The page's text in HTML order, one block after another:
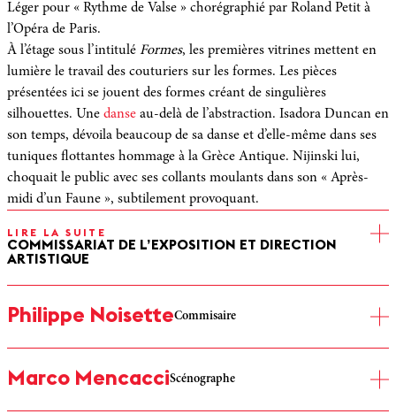
Léger pour « Rythme de Valse » chorégraphié par Roland Petit à
l’Opéra de Paris.
À l’étage sous l’intitulé Formes, les premières vitrines mettent en
lumière le travail des couturiers sur les formes. Les pièces
présentées ici se jouent des formes créant de singulières
silhouettes. Une danse au-delà de l’abstraction. Isadora Duncan en
son temps, dévoila beaucoup de sa danse et d’elle-même dans ses
tuniques flottantes hommage à la Grèce Antique. Nijinski lui,
choquait le public avec ses collants moulants dans son « Après-
midi d’un Faune », subtilement provoquant.
LIRE LA SUITE
Avec le thème Seconde peau, les salles suivantes dévoilent les
dessous de la danse : justaucorps, collants précieux, trompe
l’oeil, transparence étudiée ; ou quand le costume devient
Adeline André ou Christian Lacroix proposent un voyage au
COMMISSARIAT DE L’EXPOSITION ET DIRECTION
ARTISTIQUE
Philippe NoisetteCommisaire
spectacle vivant et plus particulièrement de la danse. Il a écrit
Marco MencacciScénographe